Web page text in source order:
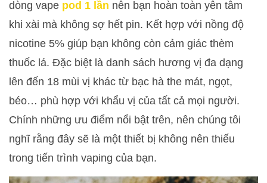
dòng vape pod 1 lần nên bạn hoàn toàn yên tâm
khi xài mà không sợ hết pin. Kết hợp với nồng độ
nicotine 5% giúp bạn không còn cảm giác thèm
thuốc lá. Đặc biệt là danh sách hương vị đa dạng
lên đến 18 mùi vị khác từ bạc hà the mát, ngọt,
béo… phù hợp với khẩu vị của tất cả mọi người.
Chính những ưu điểm nổi bật trên, nên chúng tôi
nghĩ rằng đây sẽ là một thiết bị không nên thiếu
trong tiến trình vaping của bạn.